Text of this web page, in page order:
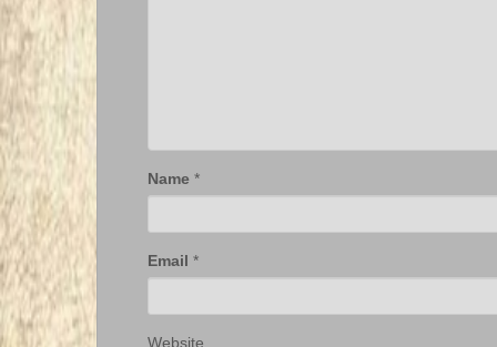
Name *
Email *
Website